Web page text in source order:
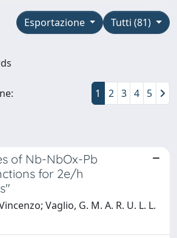
Tutti (81)
Esportazione
1 2 3 4 5
of Nb-NbOx-Pb
for 2e/h
Vaglio, G. M. A. R. U. L. L.